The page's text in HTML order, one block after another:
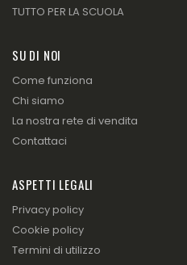
TUTTO PER LA SCUOLA
SU DI NOI
Come funziona
Chi siamo
La nostra rete di vendita
Contattaci
ASPETTI LEGALI
Privacy policy
Cookie policy
Termini di utilizzo